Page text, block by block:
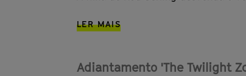
LER MAIS
Adiantamento 'The Twilight